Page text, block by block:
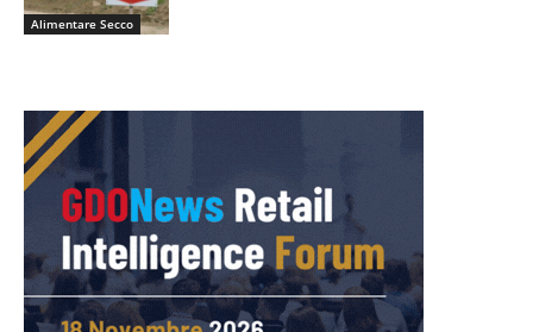
Alimentare Secco